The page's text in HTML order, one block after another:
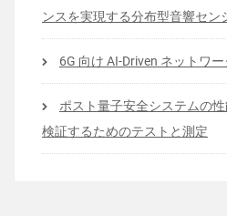
ンスを実現する分布型音響セン
6G 向け AI-Driven ネットワ
ポスト量子安全システムの
検証するためのテストと測定